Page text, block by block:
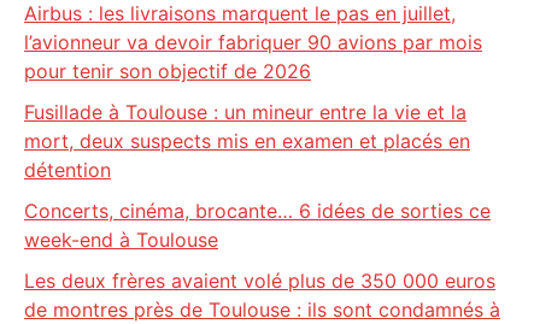
Airbus : les livraisons marquent le pas en juillet,
l’avionneur va devoir fabriquer 90 avions par mois
pour tenir son objectif de 2026
Fusillade à Toulouse : un mineur entre la vie et la
mort, deux suspects mis en examen et placés en
détention
Concerts, cinéma, brocante… 6 idées de sorties ce
week-end à Toulouse
Les deux frères avaient volé plus de 350 000 euros
de montres près de Toulouse : ils sont condamnés à